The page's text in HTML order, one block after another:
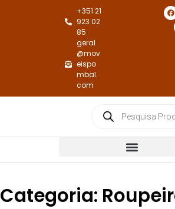
+351 21
923 02
85
geral
@mov
eispo
mbal.
com
Categoria: